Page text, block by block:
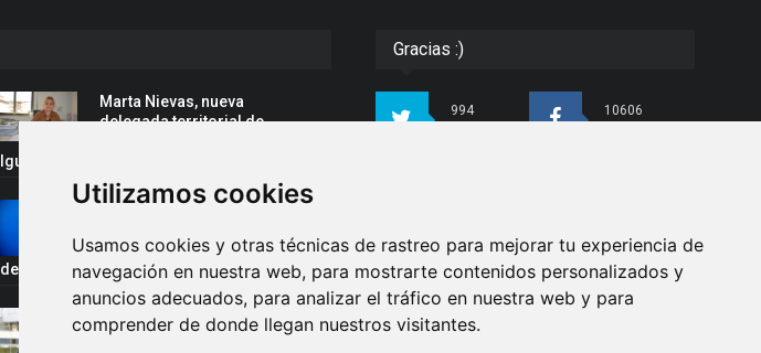
Utilizamos cookies
Usamos cookies y otras técnicas de rastreo para mejorar tu experiencia de
navegación en nuestra web, para mostrarte contenidos personalizados y
anuncios adecuados, para analizar el tráfico en nuestra web y para
comprender de donde llegan nuestros visitantes.
Marta Nievas, nueva
delegada territorial de
Igualdad de la Junta en Granada
Rafael Cano, convocado con
el Campeonato del Mundo
de Gimnasia Acrobática
Juan Antonio Milla,
pregonero de las fiestas de
Gracias :)
994
10606
Síguenos